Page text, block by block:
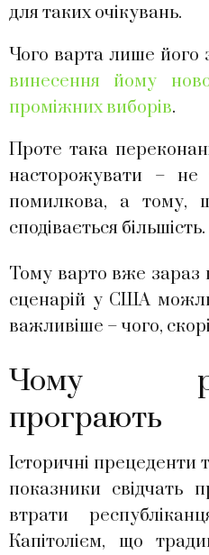
для таких очікувань.
Чого варта лише його
винесення йому
проміжних виборів.
Проте така
насторожувати –
помилкова, а
сподівається більшість.
Тому варто вже зараз
сценарій у США
важливіше – чого,
Чому
програють
Історичні прецеденти
показники свідчать
втрати
Капітолієм, що